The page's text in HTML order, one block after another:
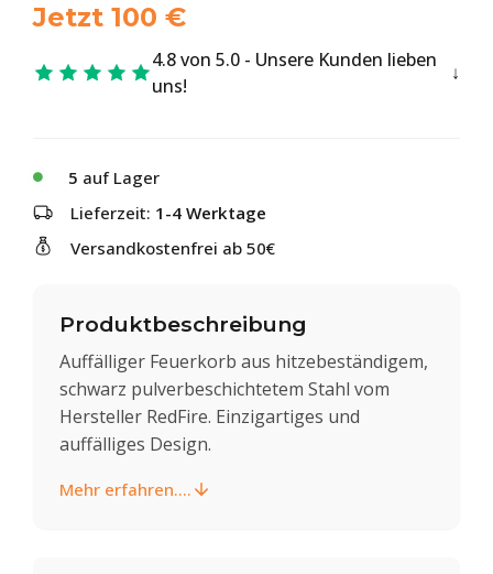
Jetzt 100 €
4.8 von 5.0 - Unsere Kunden lieben
uns!
5 auf Lager
Lieferzeit: 1-4 Werktage
Versandkostenfrei ab 50€
Produktbeschreibung
Auffälliger Feuerkorb aus hitzebeständigem,
schwarz pulverbeschichtetem Stahl vom
Hersteller RedFire. Einzigartiges und
auffälliges Design.
Mehr erfahren....